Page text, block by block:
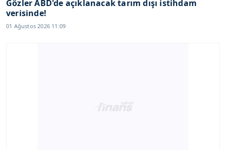
Gözler ABD'de açıklanacak tarım dışı istihdam
verisinde!
01 Ağustos 2026 11:09